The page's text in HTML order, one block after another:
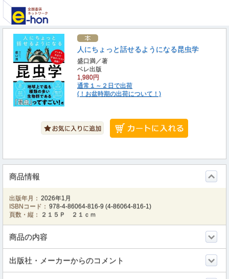
人にちょっと話せるようになる昆虫学
盛口満／著
ベレ出版
1,980円
通常１～２日で出荷
(！お盆時期の出荷について！)
商品情報
出版年月： 2026年1月
ISBNコード： 978-4-86064-816-9 (4-86064-816-1)
頁数・縦：
２１５Ｐ ２１ｃｍ
商品の内容
出版社・メーカーからのコメント